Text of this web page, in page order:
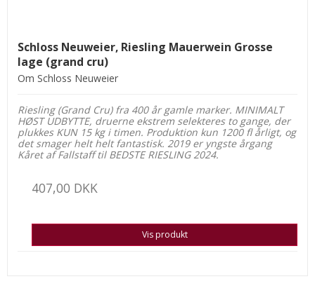
Schloss Neuweier, Riesling Mauerwein Grosse
lage (grand cru)
Om Schloss Neuweier
Riesling (Grand Cru) fra 400 år gamle marker. MINIMALT
HØST UDBYTTE, druerne ekstrem selekteres to gange, der
plukkes KUN 15 kg i timen. Produktion kun 1200 fl årligt, og
det smager helt helt fantastisk. 2019 er yngste årgang
Kåret af Fallstaff til BEDSTE RIESLING 2024.
407,00 DKK
Vis produkt